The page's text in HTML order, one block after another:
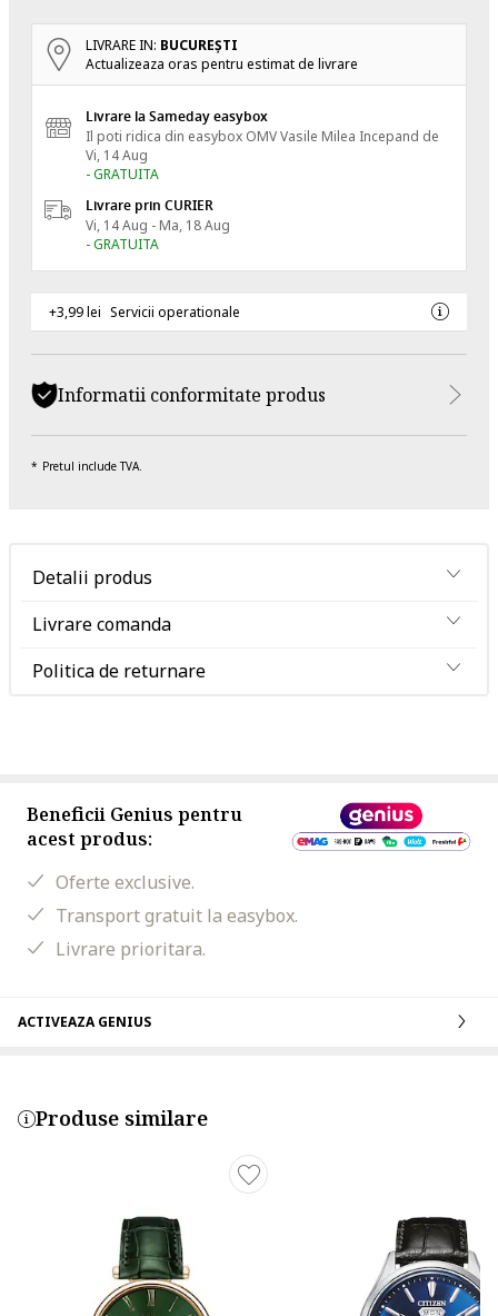
LIVRARE IN: BUCUREŞTI
Actualizeaza oras pentru estimat de livrare
Livrare la Sameday easybox
Il poti ridica din easybox OMV Vasile Milea Incepand de
Vi, 14 Aug
- GRATUITA
Livrare prin CURIER
Vi, 14 Aug - Ma, 18 Aug
- GRATUITA
+3,99 lei Servicii operationale
Informatii conformitate produs
Pretul include TVA.
Detalii produs
Livrare comanda
Politica de returnare
Beneficii Genius pentru
acest produs:
Oferte exclusive.
Transport gratuit la easybox.
Livrare prioritara.
ACTIVEAZA GENIUS
Produse similare